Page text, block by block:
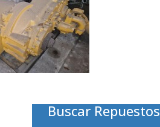
Buscar Repuestos